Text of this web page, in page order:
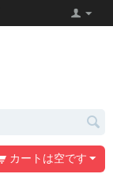
カートは空です